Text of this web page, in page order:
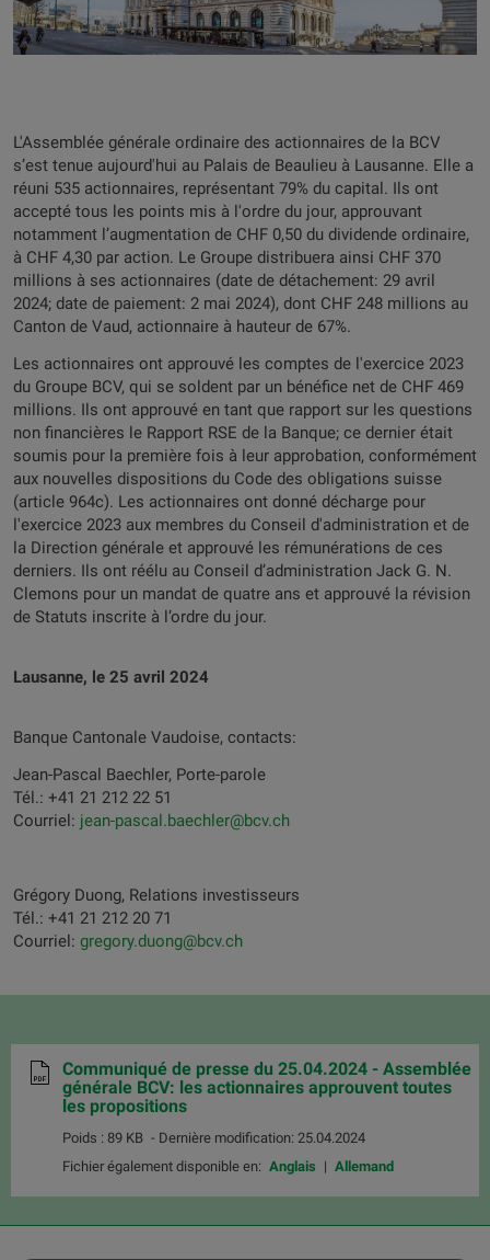
L'Assemblée générale ordinaire des actionnaires de la BCV
s’est tenue aujourd'hui au Palais de Beaulieu à Lausanne. Elle a
réuni 535 actionnaires, représentant 79% du capital. Ils ont
accepté tous les points mis à l'ordre du jour, approuvant
notamment l’augmentation de CHF 0,50 du dividende ordinaire,
à CHF 4,30 par action. Le Groupe distribuera ainsi CHF 370
millions à ses actionnaires (date de détachement: 29 avril
2024; date de paiement: 2 mai 2024), dont CHF 248 millions au
Canton de Vaud, actionnaire à hauteur de 67%.
Les actionnaires ont approuvé les comptes de l'exercice 2023
du Groupe BCV, qui se soldent par un bénéfice net de CHF 469
millions. Ils ont approuvé en tant que rapport sur les questions
non financières le Rapport RSE de la Banque; ce dernier était
soumis pour la première fois à leur approbation, conformément
aux nouvelles dispositions du Code des obligations suisse
(article 964c). Les actionnaires ont donné décharge pour
l'exercice 2023 aux membres du Conseil d'administration et de
la Direction générale et approuvé les rémunérations de ces
derniers. Ils ont réélu au Conseil d’administration Jack G. N.
Clemons pour un mandat de quatre ans et approuvé la révision
de Statuts inscrite à l’ordre du jour.
Lausanne, le 25 avril 2024
Banque Cantonale Vaudoise, contacts:
Jean-Pascal Baechler, Porte-parole
Tél.: +41 21 212 22 51
Courriel: jean-pascal.baechler@bcv.ch
Grégory Duong, Relations investisseurs
Tél.: +41 21 212 20 71
Courriel: gregory.duong@bcv.ch
Communiqué de presse du 25.04.2024 - Assemblée
générale BCV: les actionnaires approuvent toutes
les propositions
Poids : 89 KB - Dernière modification: 25.04.2024
Fichier également disponible en: Anglais Allemand